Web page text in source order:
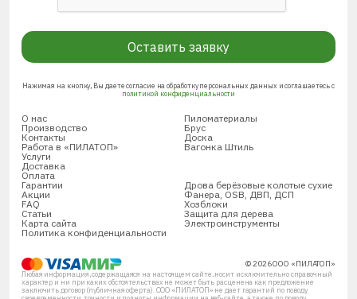
Оставить заявку
Нажимая на кнопку, Вы даете согласие на обработку персональных данных и соглашаетесь с
политикой конфиденциальности
О нас
Производство
Контакты
Работа в «ПИЛАТОП»
Услуги
Доставка
Оплата
Гарантии
Акции
FAQ
Статьи
Карта сайта
Политика конфиденциальности
Пиломатериалы
Брус
Доска
Вагонка Штиль
Дрова берёзовые колотые сухие
Фанера, OSB, ДВП, ДСП
Хозблоки
Защита для дерева
Электроинструменты
© 2026 ООО «ПИЛАТОП»
Любая информация, содержащаяся на настоящем сайте, носит исключительно справочный
характер и ни при каких обстоятельствах не может быть расценена как предложение
заключить договор (публичная оферта). ООО «ПИЛАТОП» не дает гарантий по поводу